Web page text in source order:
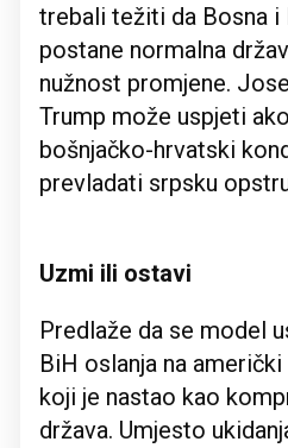
trebali težiti da Bosna i
postane normalna
nužnost promjene.
Trump može uspjeti
bošnjačko-hrvatski
prevladati srpsku
Uzmi ili ostavi
Predlaže da se model
BiH oslanja na
koji je nastao kao
država. Umjesto